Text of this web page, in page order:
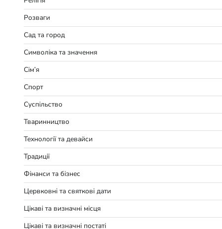
Розваги
Сад та город
Символіка та значення
Сім’я
Спорт
Суспільство
Тваринництво
Технології та девайси
Традиції
Фінанси та бізнес
Цервковні та святкові дати
Цікаві та визначні місця
Цікаві та визначні постаті